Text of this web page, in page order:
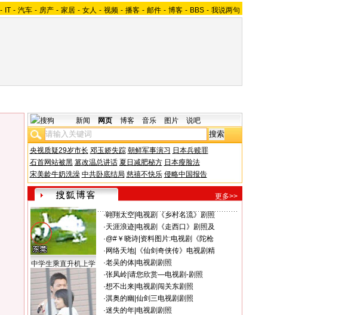
- IT - 汽车 - 房产 - 家居 - 女人 - 视频 - 播客 - 邮件 - 博客 - BBS - 我说两句
新闻 网页 博客 音乐 图片 说吧
央视质疑29岁市长 邓玉娇失踪 朝鲜军事演习 日本兵赎罪
石首网站被黑 篡改温总讲话 夏日减肥秘方 日本瘦脸法
宋美龄牛奶洗澡 中共卧底结局 慈禧不快乐 侵略中国报告
更多>>
中学生乘直升机上学
·翺翔太空| 电视剧《乡村名流》剧照
·天涯浪迹| 电视剧《走西口》剧照及
·@#￥晓诗| 资料图片:电视剧《陀枪
· 网络天地|
《仙剑奇侠传》电视剧精
·老吴的体| 电视剧剧照
·张凤岭| 请您欣赏—电视剧-剧照
·想不出来| 电视剧闯关东剧照
·淇奥的幽 仙剑三电视剧剧照
·迷失的年| 电视剧剧照